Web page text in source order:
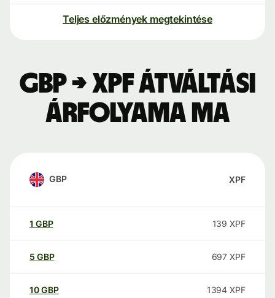
Teljes előzmények megtekintése
GBP → XPF átváltási
árfolyama ma
GBP XPF
1 GBP 139 XPF
5 GBP 697 XPF
10GBP 1394 XPF